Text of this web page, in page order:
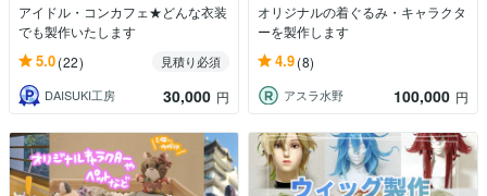
アイドル・コンカフェ★どんな衣装
でも製作いたします
5.0(22)
見積り必須
DAISUKI工房
30,000 円
オリジナルの着ぐるみ・キャラクタ
ーを製作します
4.9(8)
アスラ水野 100,000 円